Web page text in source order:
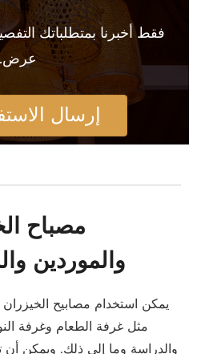
فقط أخبرنا بمتطلباتك
إرسال
مصباح
والموردين
يمكن استخدام مصابيح الخيزران
مثل غرفة الطعام وغرفة
والدراسة وما إلى ذلك. ويمكن